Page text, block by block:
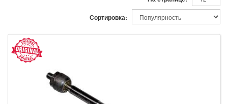
Сортировка: